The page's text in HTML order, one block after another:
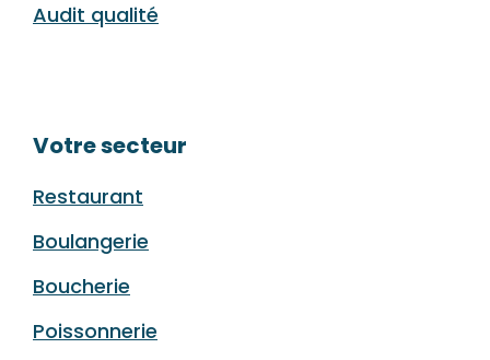
Audit qualité
Votre secteur
Restaurant
Boulangerie
Boucherie
Poissonnerie